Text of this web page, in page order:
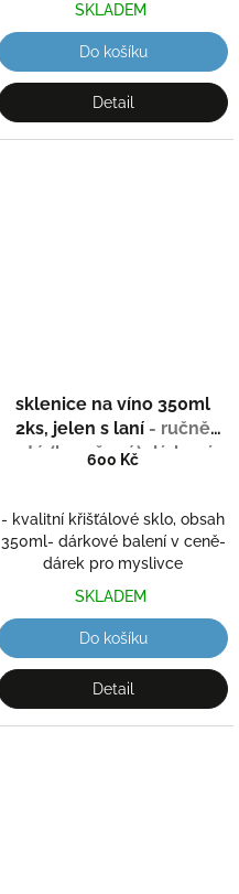
SKLADEM
Do košíku
Detail
sklenice na víno 350ml
2ks, jelen s laní - ručně
ryté (broušené) dárková
600 Kč
- kvalitní křišťálové sklo, obsah
350ml- dárkové balení v ceně-
dárek pro myslivce
SKLADEM
Do košíku
Detail